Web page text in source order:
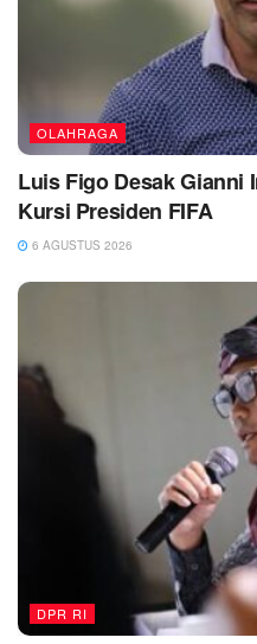
OLAHRAGA
Luis Figo Desak Gianni
Kursi Presiden FIFA
6 AGUSTUS 2026
DPR RI